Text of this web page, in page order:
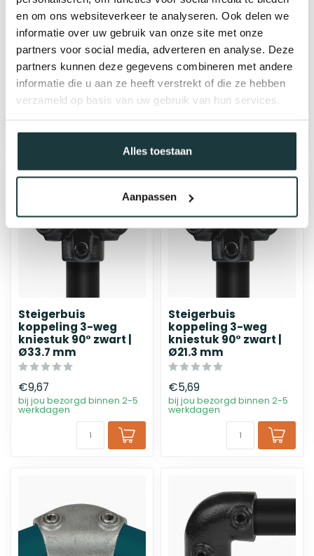
en om ons websiteverkeer te analyseren. Ook delen we
informatie over uw gebruik van onze site met onze
partners voor social media, adverteren en analyse. Deze
partners kunnen deze gegevens combineren met andere
informatie die u aan ze heeft verstrekt of die ze hebben
verzameld op basis van uw gebruik van hun services.
Alles toestaan
Aanpassen
koppeling kniestuk
verstelbaar | Ø42.4
mm
€9,92
bij jou bezorgd binnen 2-5
werkdagen
Steigerbuis
koppeling 3-weg
kniestuk 90° | Ø60.3
mm
€23,13
bij jou bezorgd binnen 2-5
werkdagen
Steigerbuis
koppeling 3-weg
kniestuk 90° zwart |
Ø33.7 mm
€9,67
bij jou bezorgd binnen 2-5
werkdagen
Steigerbuis
koppeling 3-weg
kniestuk 90° zwart |
Ø21.3 mm
€5,69
bij jou bezorgd binnen 2-5
werkdagen